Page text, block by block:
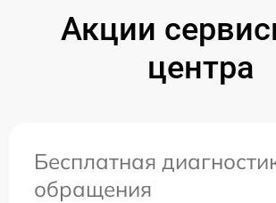
Акции
центра
Бесплатная
обращения